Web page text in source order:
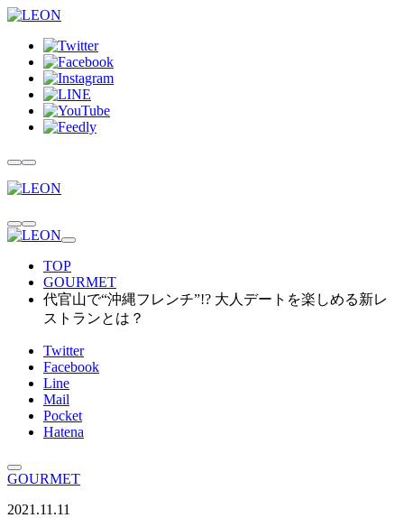
TOP
GOURMET
代官山で“沖縄フレンチ”!? 大人デートを楽しめる新レ
ストランとは？
Twitter
Facebook
Line
Mail
Pocket
Hatena
GOURMET
2021.11.11